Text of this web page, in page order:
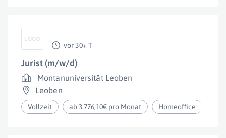
vor 30+ T
Jurist (m/w/d)
Montanuniversität Leoben
Leoben
Vollzeit ab 3.776,10€ pro Monat Homeoffice